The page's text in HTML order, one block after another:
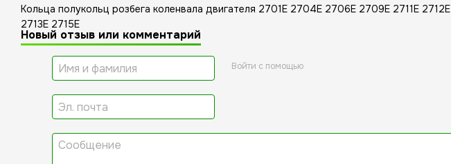
Кольца полукольц розбега коленвала двигателя 2701E 2704E 2706E 2709E 2711E 2712E
2713E 2715E
Новый отзыв или комментарий
Войти с помощью